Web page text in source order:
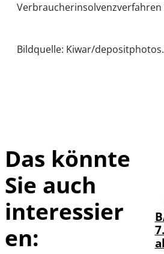
Bildquelle: Kiwar/
Das könnte
Sie auch
interessier
en: